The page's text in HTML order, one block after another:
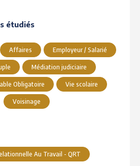
étudiés
Affaires Employeur / Salarié
Médiation judiciaire
Obligatoire Vie scolaire
Voisinage
Au Travail - QRT